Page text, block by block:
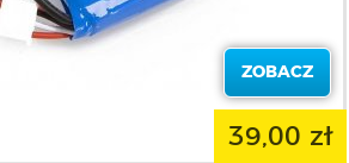
ZOBACZ
39,00 zł